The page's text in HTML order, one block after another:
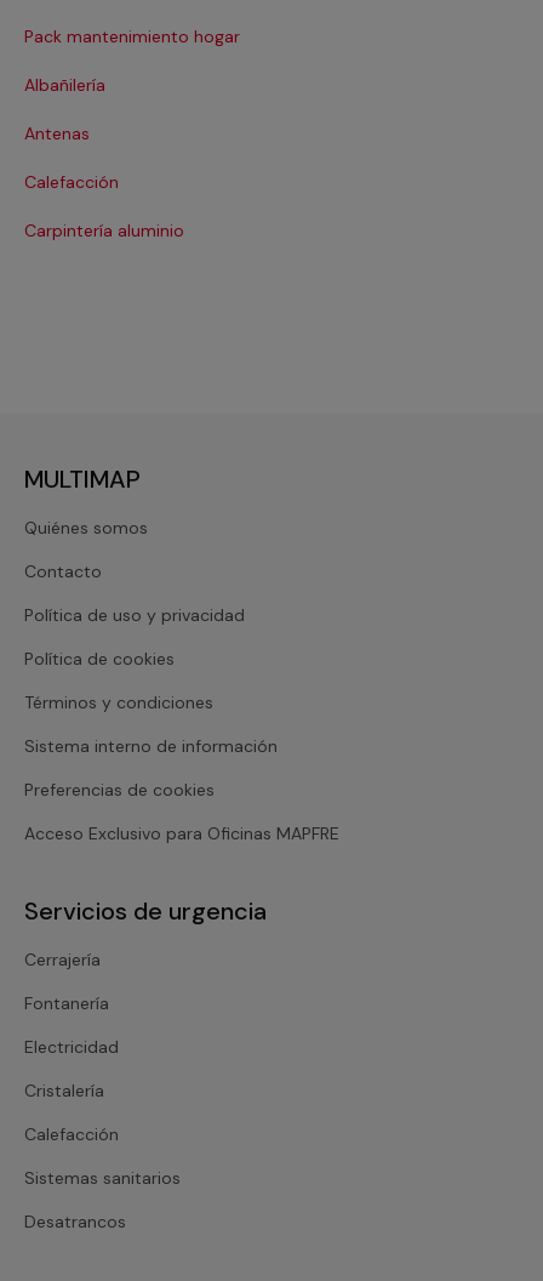
Pack mantenimiento hogar
Albañilería
Antenas
Calefacción
Carpintería aluminio
MULTIMAP
Quiénes somos
Contacto
Política de uso y privacidad
Política de cookies
Términos y condiciones
Sistema interno de información
Preferencias de cookies
Acceso Exclusivo para Oficinas MAPFRE
Servicios de urgencia
Cerrajería
Fontanería
Electricidad
Cristalería
Calefacción
Sistemas sanitarios
Desatrancos